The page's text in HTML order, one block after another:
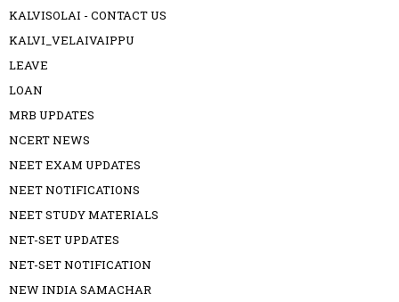
KALVISOLAI - CONTACT US
KALVI_VELAIVAIPPU
LEAVE
LOAN
MRB UPDATES
NCERT NEWS
NEET EXAM UPDATES
NEET NOTIFICATIONS
NEET STUDY MATERIALS
NET-SET UPDATES
NET-SET NOTIFICATION
NEW INDIA SAMACHAR